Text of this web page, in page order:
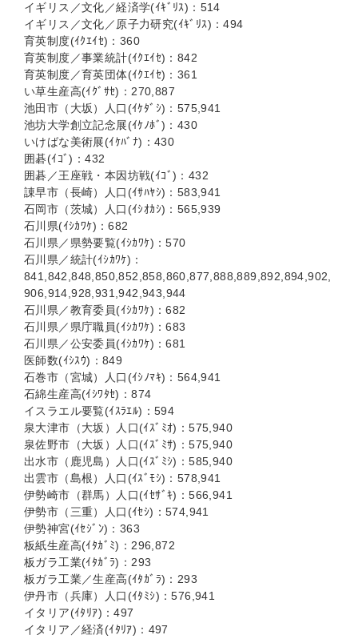
イギリス／文化／経済学(ｲｷﾞﾘｽ)：514
イギリス／文化／原子力研究(ｲｷﾞﾘｽ)：494
育英制度(ｲｸｴｲｾ)：360
育英制度／事業統計(ｲｸｴｲｾ)：842
育英制度／育英団体(ｲｸｴｲｾ)：361
い草生産高(ｲｸﾞｻｾ)：270,887
池田市（大坂）人口(ｲｹﾀﾞｼ)：575,941
池坊大学創立記念展(ｲｹﾉﾎﾞ)：430
いけばな美術展(ｲｹﾊﾞﾅ)：430
囲碁(ｲｺﾞ)：432
囲碁／王座戦・本因坊戦(ｲｺﾞ)：432
諌早市（長崎）人口(ｲｻﾊﾔｼ)：583,941
石岡市（茨城）人口(ｲｼｵｶｼ)：565,939
石川県(ｲｼｶﾜｹ)：682
石川県／県勢要覧(ｲｼｶﾜｹ)：570
石川県／統計(ｲｼｶﾜｹ)：
841,842,848,850,852,858,860,877,888,889,892,894,902,
906,914,928,931,942,943,944
石川県／教育委員(ｲｼｶﾜｹ)：682
石川県／県庁職員(ｲｼｶﾜｹ)：683
石川県／公安委員(ｲｼｶﾜｹ)：681
医師数(ｲｼｽｳ)：849
石巻市（宮城）人口(ｲｼﾉﾏｷ)：564,941
石綿生産高(ｲｼﾜﾀｾ)：874
イスラエル要覧(ｲｽﾗｴﾙ)：594
泉大津市（大坂）人口(ｲｽﾞﾐｵ)：575,940
泉佐野市（大坂）人口(ｲｽﾞﾐｻ)：575,940
出水市（鹿児島）人口(ｲｽﾞﾐｼ)：585,940
出雲市（島根）人口(ｲｽﾞﾓｼ)：578,941
伊勢崎市（群馬）人口(ｲｾｻﾞｷ)：566,941
伊勢市（三重）人口(ｲｾｼ)：574,941
伊勢神宮(ｲｾｼﾞﾝ)：363
板紙生産高(ｲﾀｶﾞﾐ)：296,872
板ガラ工業(ｲﾀｶﾞﾗ)：293
板ガラ工業／生産高(ｲﾀｶﾞﾗ)：293
伊丹市（兵庫）人口(ｲﾀﾐｼ)：576,941
イタリア(ｲﾀﾘｱ)：497
イタリア／経済(ｲﾀﾘｱ)：497